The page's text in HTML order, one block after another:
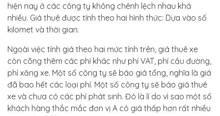
hiện nay ở các công ty không chênh lệch nhau khá
nhiều. Giá thuê được tính theo hai hình thức: Dựa vào số
kilomet và thời gian.
Ngoài việc tính giá theo hai mức tính trên, giá thuê xe
còn cõng thêm các phí khác như phí VAT, phí cầu đường,
phí xăng xe. Một số công ty sẽ báo giá tổng, nghĩa là giá
đã bao hết các loại phí. Một số công ty sẽ báo giá thuê
xe và chưa có các phí phát sinh. Đó là lí do vì sao một số
khách hàng thắc mắc đơn vị A có giá thấp hơn rất nhiều